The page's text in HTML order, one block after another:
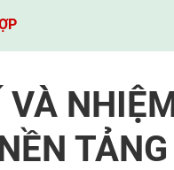
VÀ